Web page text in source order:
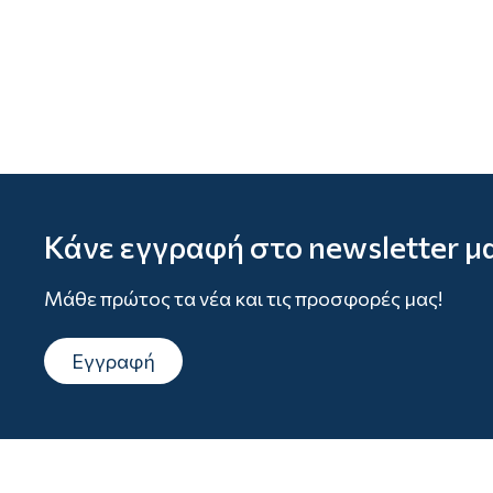
Κάνε εγγραφή στο newsletter
Μάθε πρώτος τα νέα και τις προσφορές μας!
Εγγραφή